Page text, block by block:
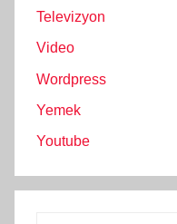
Televizyon
Video
Wordpress
Yemek
Youtube